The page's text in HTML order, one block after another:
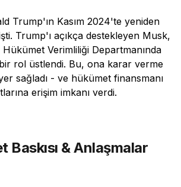
Trump'ın Kasım 2024'te yeniden
Trump'ı açıkça destekleyen Musk,
Verimliliği Departmanında
rol üstlendi. Bu, ona karar verme
sağladı - ve hükümet finansmanı
erişim imkanı verdi.
Baskısı & Anlaşmalar